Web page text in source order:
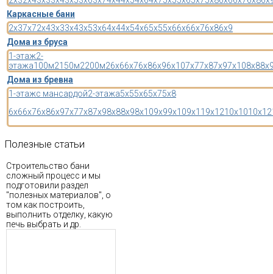
Каркасные бани
2x37x72x43x33x43x53x64x44x54x65x55x66x66x76x86x9
Дома из бруса
1-этаж2-
этажа100м2150м2200м26x66x76x86x96x107x77x87x97x108x8
Дома из бревна
1-этажс мансардой2-этажа5x55x65x75x8
6x66x76x86x97x77x87x98x88x98x109x99x109x11 9x1210x1010x12
Полезные статьи
Строительство бани
сложный процесс и мы
подготовили раздел
"полезных материалов", о
том как построить,
выполнить отделку, какую
печь выбрать и др.